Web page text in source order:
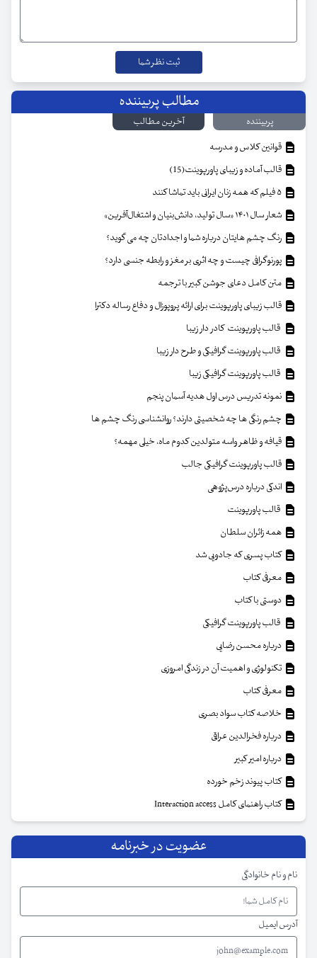
مطالب پربیننده
پربیننده
آخرین مطالب
قوانین کلاس و مدرسه
قالب آماده و زیبای پاورپوینت(15)
شعار سال ۱۴۰۱ «سال تولید، دانش‌بنیان و اشتغال‌آفرین»
رنگ چشم هایتان درباره شما و اجدادتان چه می گوید؟
پورنوگرافی چیست و چه اثری بر مغز و رابطه جنسی دارد؟
متن کامل دعای جوشن کبیر با ترجمه
قالب زیبای پاورپوینت برای ارائه پروپوزال و دفاع رساله دکترا
قالب پاورپوینت کادر دار زیبا
قالب پاورپوینت گرافیکی و طرح دار زیبا
قالب پاورپوینت گرافیکی زیبا
نمونه تدریس درس اول هدیه آسمان پنجم
چشم رنگی ها چه شخصیتی دارند؟ روانشناسی رنگ چشم ها
قیافه و ظاهر واسه متولدین کدوم ماه، خیلی مهمه؟
قالب پاورپوینت گرافیکی جالب
اندکی درباره درس‌پژوهی
قالب پاورپوینت
همه زائران سلطان
کتاب پسری که جادویی شد
معرفی کتاب
دوستی با کتاب
قالب پاورپوینت گرافیکی
درباره محسن رضایی
تکنولوژی و اهمیت آن در زندگی امروزی
معرفی کتاب
خلاصه کتاب سواد بصری
درباره فخرالدین عراقی
درباره امیر کبیر
کتاب پیوند زخم خورده
کتاب راهنمای کامل Interaction access
عضویت در خبرنامه
نام و نام خانوادگی
آدرس ایمیل